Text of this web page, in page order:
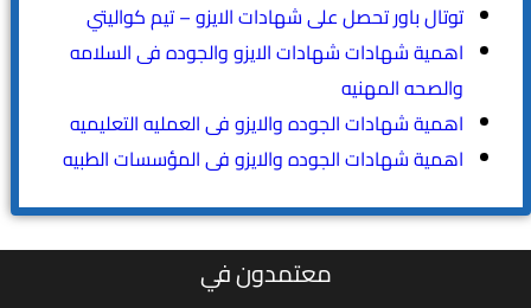
توتال باور تحصل على شهادات الايزو – تيم كواليتي
اهمية شهادات شهادات الايزو والجوده فى السلامه
والصحه المهنيه
اهمية شهادات الجوده والايزو فى العمليه التعليميه
اهمية شهادات الجوده والايزو فى المؤسسات الطبيه
معتمدون في